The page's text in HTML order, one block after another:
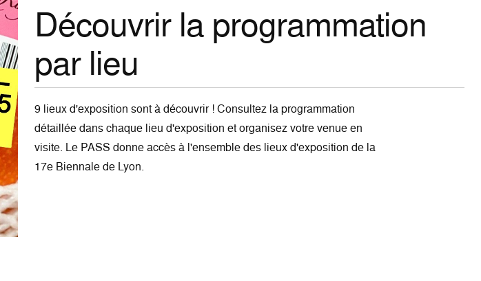
Découvrir la programmation
par lieu
9 lieux d'exposition sont à découvrir ! Consultez la programmation
détaillée dans chaque lieu d'exposition et organisez votre venue en
visite. Le PASS donne accès à l'ensemble des lieux d'exposition de la
17e Biennale de Lyon.